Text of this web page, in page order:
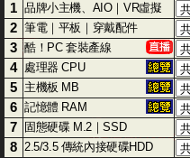
1 品牌小主機、AIO｜VR虛擬
2 筆電｜平板｜穿戴配件
3 酷！PC 套裝產線
4 處理器 CPU
5 主機板 MB
6 記憶體 RAM
7 固態硬碟 M.2｜SSD
8 2.5/3.5 傳統內接硬碟HDD